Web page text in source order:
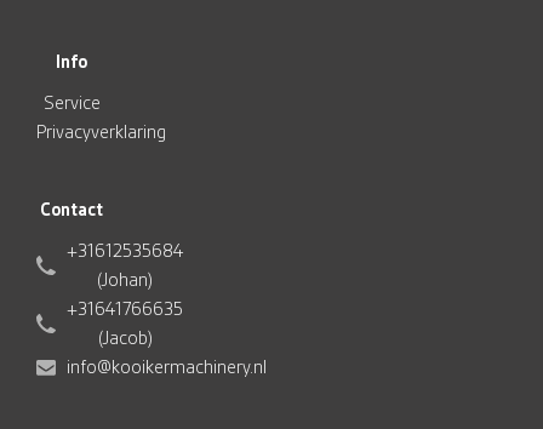
Info
Service
Privacyverklaring
Contact
+31612535684
(Johan)
+31641766635
(Jacob)
info@kooikermachinery.nl